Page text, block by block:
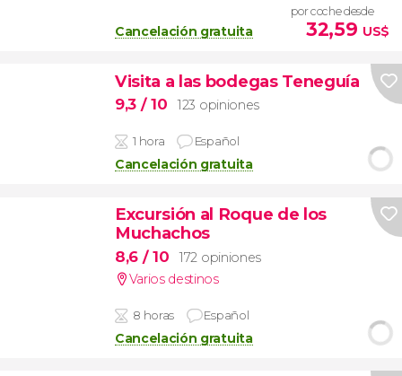
Cancelación gratuita
por coche desde
32,59 US$
Visita a las bodegas Teneguía
9,3 / 10 123 opiniones
1 hora Español
Cancelación gratuita
Excursión al Roque de los
Muchachos
8,6 / 10
172 opiniones
Varios destinos
8 horas Español
Cancelación gratuita